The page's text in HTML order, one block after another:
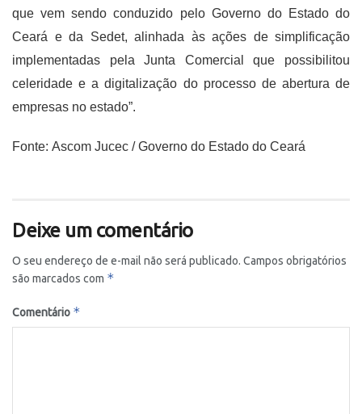
que vem sendo conduzido pelo Governo do Estado do
Ceará e da Sedet, alinhada às ações de simplificação
implementadas pela Junta Comercial que possibilitou
celeridade e a digitalização do processo de abertura de
empresas no estado”.
Fonte: Ascom Jucec / Governo do Estado do Ceará
Deixe um comentário
O seu endereço de e-mail não será publicado. Campos obrigatórios
são marcados com *
Comentário *